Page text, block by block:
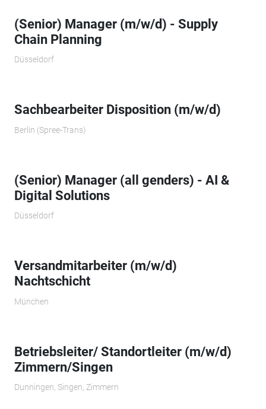
(Senior) Manager (m/w/d) - Supply
Chain Planning
Düsseldorf
Sachbearbeiter Disposition (m/w/d)
Berlin (Spree-Trans)
(Senior) Manager (all genders) - AI &
Digital Solutions
Düsseldorf
Versandmitarbeiter (m/w/d)
Nachtschicht
München
Betriebsleiter/ Standortleiter (m/w/d)
Zimmern/Singen
Dunningen, Singen, Zimmern